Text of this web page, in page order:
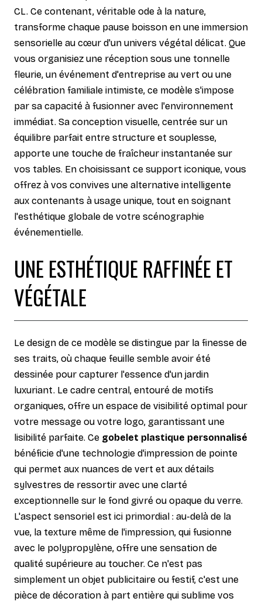
CL. Ce contenant, véritable ode à la nature,
transforme chaque pause boisson en une immersion
sensorielle au cœur d'un univers végétal délicat. Que
vous organisiez une réception sous une tonnelle
fleurie, un événement d'entreprise au vert ou une
célébration familiale intimiste, ce modèle s'impose
par sa capacité à fusionner avec l'environnement
immédiat. Sa conception visuelle, centrée sur un
équilibre parfait entre structure et souplesse,
apporte une touche de fraîcheur instantanée sur
vos tables. En choisissant ce support iconique, vous
offrez à vos convives une alternative intelligente
aux contenants à usage unique, tout en soignant
l'esthétique globale de votre scénographie
événementielle.
UNE ESTHÉTIQUE RAFFINÉE ET
VÉGÉTALE
Le design de ce modèle se distingue par la finesse de
ses traits, où chaque feuille semble avoir été
dessinée pour capturer l'essence d'un jardin
luxuriant. Le cadre central, entouré de motifs
organiques, offre un espace de visibilité optimal pour
votre message ou votre logo, garantissant une
lisibilité parfaite. Ce gobelet plastique personnalisé
bénéficie d'une technologie d'impression de pointe
qui permet aux nuances de vert et aux détails
sylvestres de ressortir avec une clarté
exceptionnelle sur le fond givré ou opaque du verre.
L'aspect sensoriel est ici primordial : au-delà de la
vue, la texture même de l'impression, qui fusionne
avec le polypropylène, offre une sensation de
qualité supérieure au toucher. Ce n'est pas
simplement un objet publicitaire ou festif, c'est une
pièce de décoration à part entière qui sublime vos